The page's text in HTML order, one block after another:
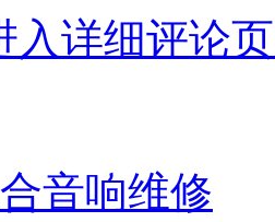
入详细评论
音响维修